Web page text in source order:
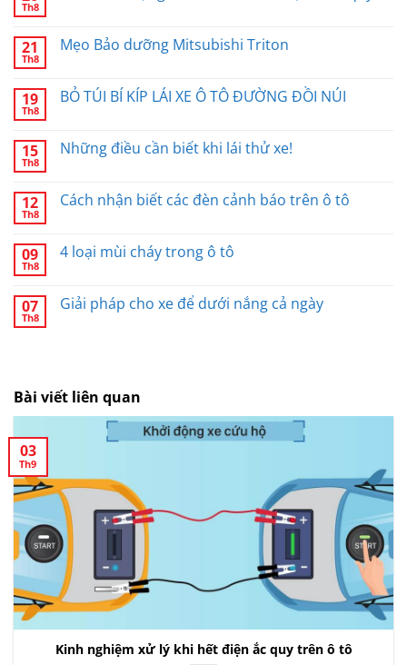
Th8
21
Th8
Mẹo Bảo dưỡng Mitsubishi Triton
19
Th8
BỎ TÚI BÍ KÍP LÁI XE Ô TÔ ĐƯỜNG ĐỒI NÚI
15
Th8
Những điều cần biết khi lái thử xe!
12
Th8
Cách nhận biết các đèn cảnh báo trên ô tô
09
Th8
4 loại mùi cháy trong ô tô
07
Th8
Giải pháp cho xe để dưới nắng cả ngày
Bài viết liên quan
Kinh nghiệm xử lý khi hết điện ắc quy trên ô tô
03
Th9